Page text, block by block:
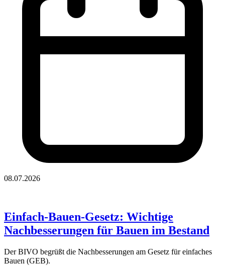
08.07.2026
Einfach-Bauen-Gesetz: Wichtige
Nachbesserungen für Bauen im Bestand
Der BIVO begrüßt die Nachbesserungen am Gesetz für einfaches
Bauen (GEB).